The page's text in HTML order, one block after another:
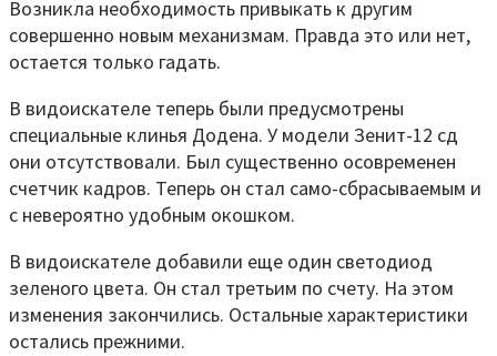
Возникла необходимость привыкать к другим
совершенно новым механизмам. Правда это или нет,
остается только гадать.
В видоискателе теперь были предусмотрены
специальные клинья Додена. У модели Зенит-12 сд
они отсутствовали. Был существенно осовременен
счетчик кадров. Теперь он стал само-сбрасываемым и
с невероятно удобным окошком.
В видоискателе добавили еще один светодиод
зеленого цвета. Он стал третьим по счету. На этом
изменения закончились. Остальные характеристики
остались прежними.